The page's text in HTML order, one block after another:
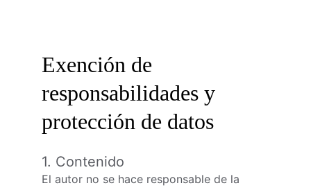
Exención de
responsabilidades y
protección de datos
1. Contenido
El autor no se hace responsable de la